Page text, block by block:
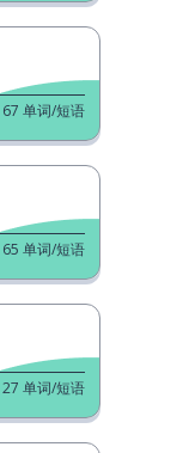
67 单词/短语
65 单词/短语
27 单词/短语